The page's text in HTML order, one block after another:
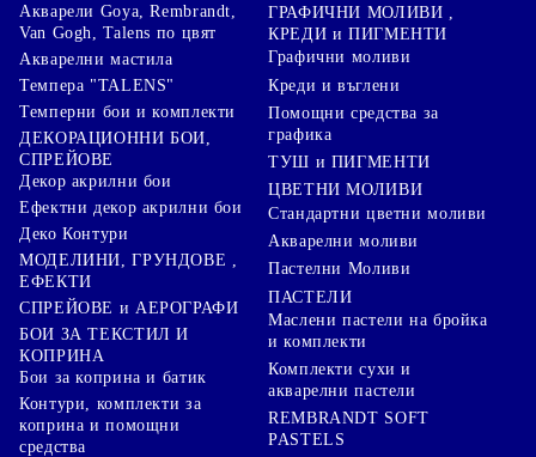
Акварели Goya, Rembrandt,
Van Gogh, Talens по цвят
Акварелни мастила
Темпера "TALENS"
Темперни бои и комплекти
ДЕКОРАЦИОННИ БОИ,
СПРЕЙОВЕ
Декор акрилни бои
Ефектни декор акрилни бои
Деко Контури
МОДЕЛИНИ, ГРУНДОВЕ ,
ЕФЕКТИ
СПРЕЙОВЕ и АЕРОГРАФИ
БОИ ЗА ТЕКСТИЛ И
КОПРИНА
Бои за коприна и батик
Контури, комплекти за
коприна и помощни
средства
ГРАФИЧНИ МОЛИВИ ,
КРЕДИ и ПИГМЕНТИ
Графични моливи
Креди и въглени
Помощни средства за
графика
ТУШ и ПИГМЕНТИ
ЦВЕТНИ МОЛИВИ
Стандартни цветни моливи
Акварелни моливи
Пастелни Моливи
ПАСТЕЛИ
Маслени пастели на бройка
и комплекти
Комплекти сухи и
акварелни пастели
REMBRANDT SOFT
PASTELS